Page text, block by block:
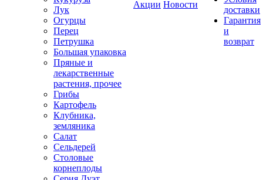
Лук
Огурцы
Перец
Петрушка
Большая упаковка
Пряные и
лекарственные
растения, прочее
Грибы
Картофель
Клубника,
земляника
Салат
Сельдерей
Столовые
корнеплоды
Акции Новости
доставки
Гарантия
и
возврат